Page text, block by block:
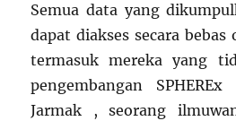
Semua data yang
dapat diakses secara
termasuk mereka yang
pengembangan
Jarmak , seorang